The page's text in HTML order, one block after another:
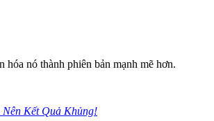
nó thành phiên bản mạnh mẽ hơn.
Kết Quả Khủng!